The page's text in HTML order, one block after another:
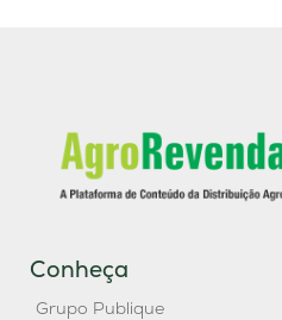
Conheça
Grupo Publique